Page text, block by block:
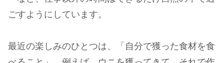
ごすようにしています。
最近の楽しみのひとつは、「自分で獲った食材を食